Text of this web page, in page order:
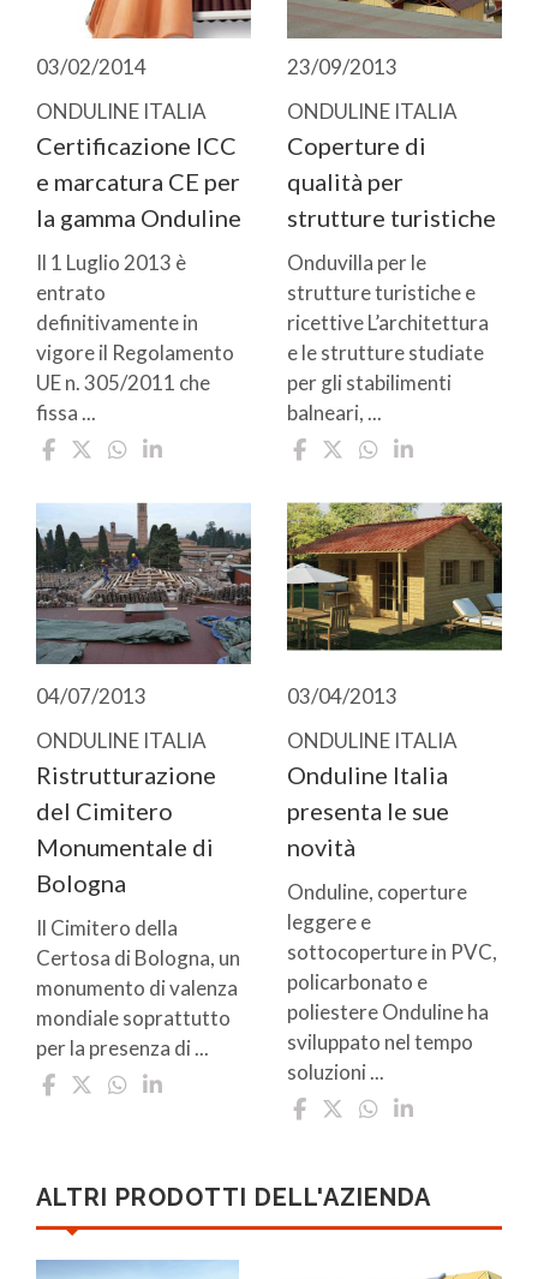
03/02/2014
ONDULINE ITALIA
Certificazione ICC
e marcatura CE per
la gamma Onduline
Il 1 Luglio 2013 è
entrato
definitivamente in
vigore il Regolamento
UE n. 305/2011 che
fissa ...
23/09/2013
ONDULINE ITALIA
Coperture di
qualità per
strutture turistiche
Onduvilla per le
strutture turistiche e
ricettive L’architettura
e le strutture studiate
per gli stabilimenti
balneari, ...
04/07/2013
ONDULINE ITALIA
Ristrutturazione
del Cimitero
Monumentale di
Bologna
Il Cimitero della
Certosa di Bologna, un
monumento di valenza
mondiale soprattutto
per la presenza di ...
03/04/2013
ONDULINE ITALIA
Onduline Italia
presenta le sue
novità
Onduline, coperture
leggere e
sottocoperture in PVC,
policarbonato e
poliestere Onduline ha
sviluppato nel tempo
soluzioni ...
ALTRI PRODOTTI DELL'AZIENDA